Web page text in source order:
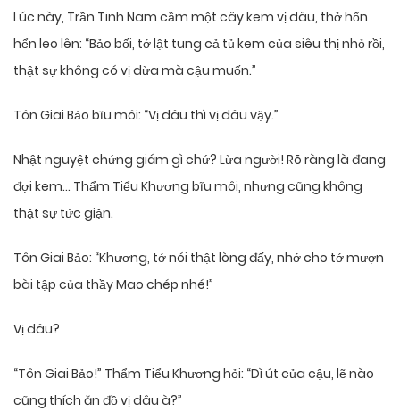
Lúc này, Trần Tinh Nam cầm một cây kem vị dâu, thở hổn
hển leo lên: “Bảo bối, tớ lật tung cả tủ kem của siêu thị nhỏ rồi,
thật sự không có vị dừa mà cậu muốn.”
Tôn Giai Bảo bĩu môi: “Vị dâu thì vị dâu vậy.”
Nhật nguyệt chứng giám gì chứ? Lừa người! Rõ ràng là đang
đợi kem… Thẩm Tiểu Khương bĩu môi, nhưng cũng không
thật sự tức giận.
Tôn Giai Bảo: “Khương, tớ nói thật lòng đấy, nhớ cho tớ mượn
bài tập của thầy Mao chép nhé!”
Vị dâu?
“Tôn Giai Bảo!” Thẩm Tiểu Khương hỏi: “Dì út của cậu, lẽ nào
cũng thích ăn đồ vị dâu à?”